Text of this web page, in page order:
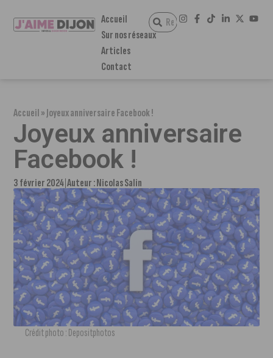
Accueil
Sur nos réseaux
Articles
Contact
Accueil»Joyeux anniversaire Facebook !
Joyeux anniversaire
Facebook !
3 février 2024 Auteur :Nicolas Salin
Crédit photo : Depositphotos